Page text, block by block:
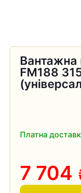
Вантажна
FM188
Платна
7 704